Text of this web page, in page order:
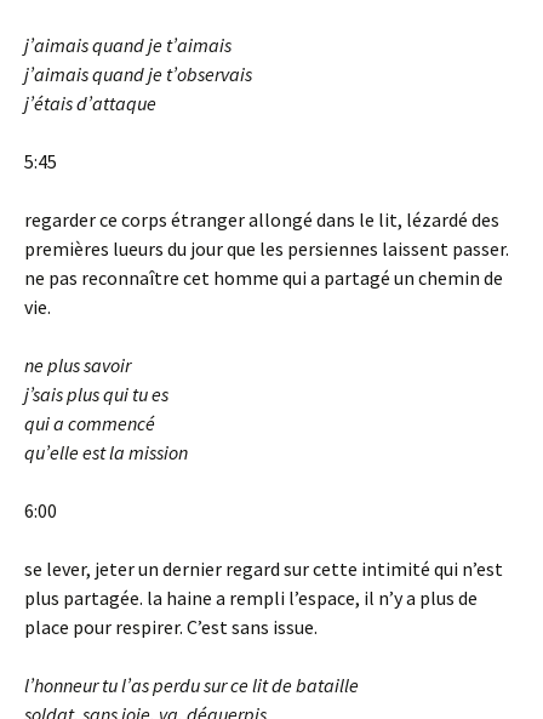
j’aimais quand je t’aimais
j’aimais quand je t’observais
j’étais d’attaque
5:45
regarder ce corps étranger allongé dans le lit, lézardé des
premières lueurs du jour que les persiennes laissent passer.
ne pas reconnaître cet homme qui a partagé un chemin de
vie.
ne plus savoir
j’sais plus qui tu es
qui a commencé
qu’elle est la mission
6:00
se lever, jeter un dernier regard sur cette intimité qui n’est
plus partagée. la haine a rempli l’espace, il n’y a plus de
place pour respirer. C’est sans issue.
l’honneur tu l’as perdu sur ce lit de bataille
soldat, sans joie, va, déguerpis